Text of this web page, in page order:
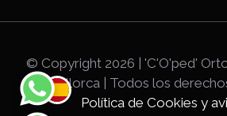
© Copyright 2026 | 'C'O'ped'
Mallorca | Todos los
Política de Cookies y